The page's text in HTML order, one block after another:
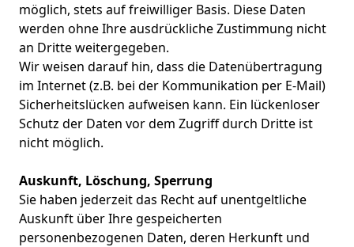
möglich, stets auf freiwilliger Basis. Diese Daten
werden ohne Ihre ausdrückliche Zustimmung nicht
an Dritte weitergegeben.
Wir weisen darauf hin, dass die Datenübertragung
im Internet (z.B. bei der Kommunikation per E-Mail)
Sicherheitslücken aufweisen kann. Ein lückenloser
Schutz der Daten vor dem Zugriff durch Dritte ist
nicht möglich.
Auskunft, Löschung, Sperrung
Sie haben jederzeit das Recht auf unentgeltliche
Auskunft über Ihre gespeicherten
personenbezogenen Daten, deren Herkunft und